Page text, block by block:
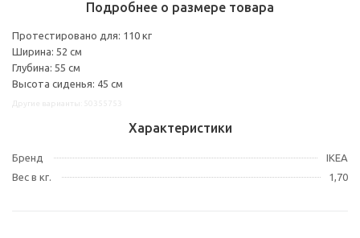
Подробнее о размере товара
Протестировано для: 110 кг
Ширина: 52 см
Глубина: 55 см
Высота сиденья: 45 см
Характеристики
Бренд
IKEA
Вес в кг.
1,70